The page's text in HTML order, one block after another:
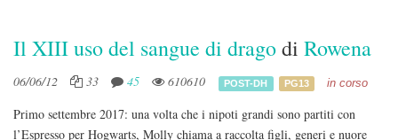
Il XIII uso del sangue di dragodi Rowena
06/06/12 33 45 610610 POST-DH PG13 in corso
Primo settembre 2017: una volta che i nipoti grandi sono partiti con
l’Espresso per Hogwarts, Molly chiama a raccolta figli, generi e nuore